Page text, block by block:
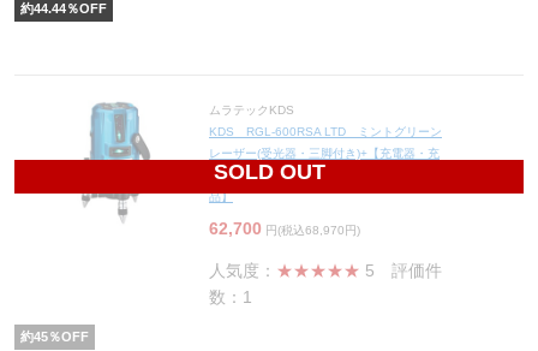
約44.44％OFF
SOLD OUT
ムラテックKDS
KDS RGL-600RSA LTD ミントグリーン
レーザー(受光器・三脚付き)+【充電器・充
電池4本・水平アジャスター付き】【限定
品】
62,700 円(税込68,970円)
人気度： ★★★★★ 5 評価件
数：1
約45％OFF